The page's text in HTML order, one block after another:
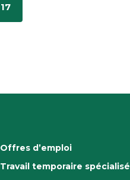
17
Offres d’emploi
Travail temporaire spécialisé